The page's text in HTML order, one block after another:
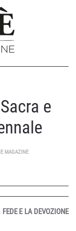
e
MAGAZINE
FEDE E LA DEVOZIONE